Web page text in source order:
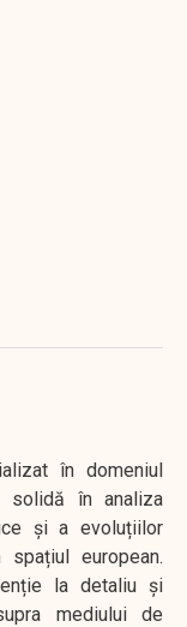
în domeniul
solidă în analiza
și a evoluțiilor
european.
la detaliu și
mediului de